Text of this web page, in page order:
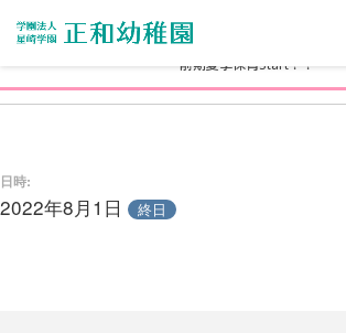
学校法人 星崎学園【正和幼稚園】 HOME
前期夏季保育Start！！
日時:
2022年8月1日 終日